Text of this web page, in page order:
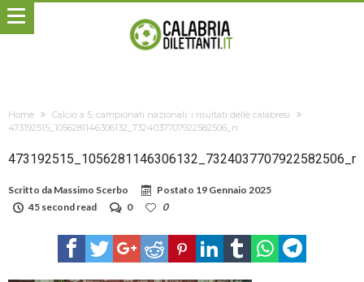
Home
Calcio a 5, campionati nazionali: i risultati delle calabresi
473192515_1056281146306132_7324037707922582506_n
473192515_1056281146306132_7324037707922582506_n
Scritto da Massimo Scerbo Postato 19 Gennaio 2025
45 second read
0 0